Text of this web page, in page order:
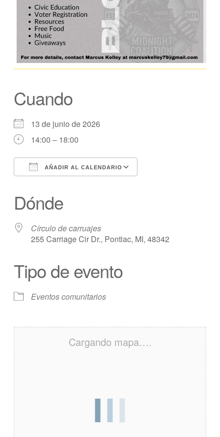
Cuando
13 de junio de 2026
14:00 – 18:00
AÑADIR AL CALENDARIO
Dónde
Círculo de carruajes
255 Carriage Cir Dr., Pontiac, MI, 48342
Tipo de evento
Eventos comunitarios
Cargando mapa….